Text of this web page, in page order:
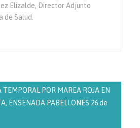
Elizalde, Director Adjunto
de Salud.
TEMPORAL POR MAREA ROJA EN
ENSENADA PABELLONES 26 de